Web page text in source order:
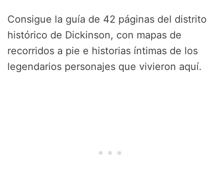
Consigue la guía de 42 páginas del distrito
histórico de Dickinson, con mapas de
recorridos a pie e historias íntimas de los
legendarios personajes que vivieron aquí.